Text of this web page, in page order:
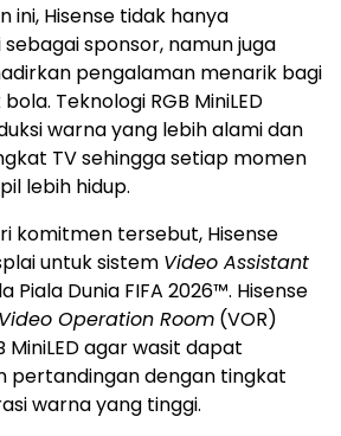
ini, Hisense tidak hanya
sponsor, namun juga
pengalaman menarik bagi
Teknologi RGB MiniLED
warna yang lebih alami dan
TV sehingga setiap momen
lebih hidup.
komitmen tersebut, Hisense
untuk sistem Video Assistant
Piala Dunia FIFA 2026™. Hisense
Video Operation Room (VOR)
MiniLED agar wasit dapat
pertandingan dengan tingkat
warna yang tinggi.